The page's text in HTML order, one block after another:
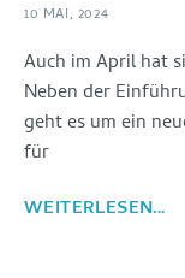
10 MAI, 2024
Auch im April hat
Neben der
geht es um ein
für
WEITERLESEN...